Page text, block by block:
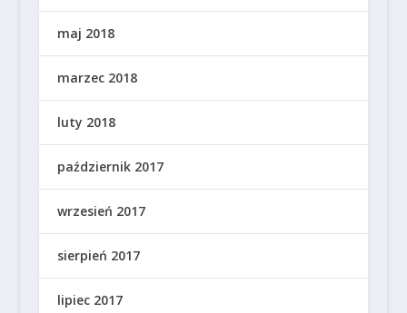
maj 2018
marzec 2018
luty 2018
październik 2017
wrzesień 2017
sierpień 2017
lipiec 2017